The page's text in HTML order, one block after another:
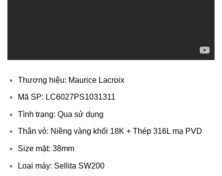
Thương hiệu: Maurice Lacroix
Mã SP: LC6027PS1031311
Tình trạng: Qua sử dụng
Thân vỏ: Niềng vàng khối 18K + Thép 316L mạ PVD
Size mặt: 38mm
Loại máy: Sellita SW200